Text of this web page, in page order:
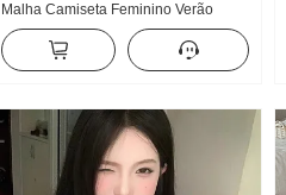
Malha Camiseta Feminino Verão
2026 Novo Ajustado Efeito
emagrecedor Cintura ajustada Doce e
Picante Vento Modelo Curto Top